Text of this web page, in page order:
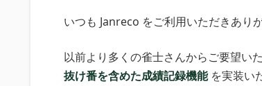
いつも Janreco をご利用いただきあり
以前より多くの雀士さんからご要望い
抜け番を含めた成績記録機能を実装い